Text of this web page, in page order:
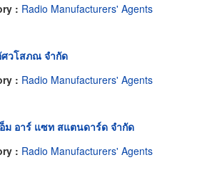
: Radio Manufacturers' Agents
วโสภณ จำกัด
: Radio Manufacturers' Agents
ม อาร์ แซท สแตนดาร์ด จำกัด
: Radio Manufacturers' Agents